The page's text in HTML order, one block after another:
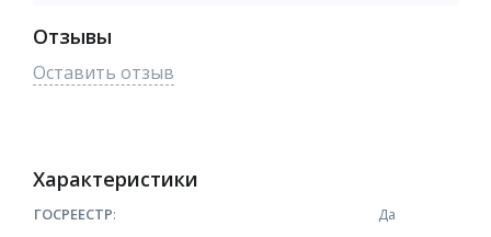
Отзывы
Оставить отзыв
Характеристики
ГОСРЕЕСТР: Да